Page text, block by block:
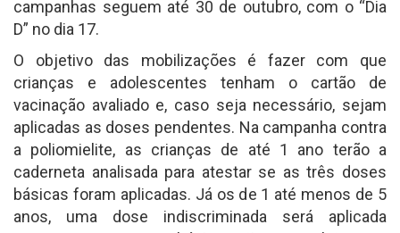
campanhas seguem até 30 de outubro, com o “Dia
D” no dia 17.
O objetivo das mobilizações é fazer com que
crianças e adolescentes tenham o cartão de
vacinação avaliado e, caso seja necessário, sejam
aplicadas as doses pendentes. Na campanha contra
a poliomielite, as crianças de até 1 ano terão a
caderneta analisada para atestar se as três doses
básicas foram aplicadas. Já os de 1 até menos de 5
anos, uma dose indiscriminada será aplicada